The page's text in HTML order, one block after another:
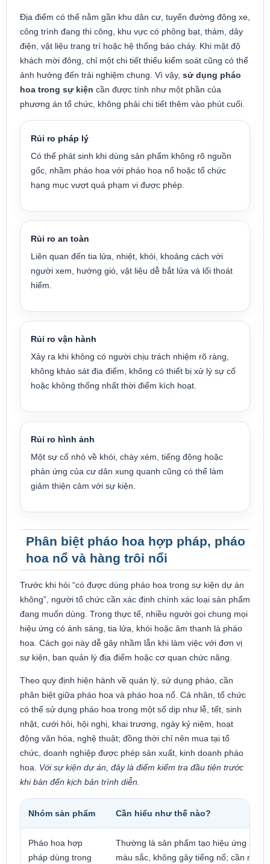
Địa điểm có thể nằm gần khu dân cư, tuyến đường đông xe,
công trình đang thi công, khu vực có phông bạt, thảm, dây
điện, vật liệu trang trí hoặc hệ thống báo cháy. Khi mật độ
khách mời đông, chỉ một chi tiết thiếu kiểm soát cũng có thể
ảnh hưởng đến trải nghiệm chung. Vì vậy, sử dụng pháo
hoa trong sự kiện cần được tính như một phần của
phương án tổ chức, không phải chi tiết thêm vào phút cuối.
Rủi ro pháp lý
Có thể phát sinh khi dùng sản phẩm không rõ nguồn
gốc, nhầm pháo hoa với pháo hoa nổ hoặc tổ chức
hạng mục vượt quá phạm vi được phép.
Rủi ro an toàn
Liên quan đến tia lửa, nhiệt, khói, khoảng cách với
người xem, hướng gió, vật liệu dễ bắt lửa và lối thoát
hiểm.
Rủi ro vận hành
Xảy ra khi không có người chịu trách nhiệm rõ ràng,
không khảo sát địa điểm, không có thiết bị xử lý sự cố
hoặc không thống nhất thời điểm kích hoạt.
Rủi ro hình ảnh
Một sự cố nhỏ về khói, cháy xém, tiếng động hoặc
phản ứng của cư dân xung quanh cũng có thể làm
giảm thiện cảm với sự kiện.
Phân biệt pháo hoa hợp pháp, pháo
hoa nổ và hàng trôi nổi
Trước khi hỏi “có được dùng pháo hoa trong sự kiện dự án
không”, người tổ chức cần xác định chính xác loại sản phẩm
đang muốn dùng. Trong thực tế, nhiều người gọi chung mọi
hiệu ứng có ánh sáng, tia lửa, khói hoặc âm thanh là pháo
hoa. Cách gọi này dễ gây nhầm lẫn khi làm việc với đơn vị
sự kiện, ban quản lý địa điểm hoặc cơ quan chức năng.
Theo quy định hiện hành về quản lý, sử dụng pháo, cần
phân biệt giữa pháo hoa và pháo hoa nổ. Cá nhân, tổ chức
có thể sử dụng pháo hoa trong một số dịp như lễ, tết, sinh
nhật, cưới hỏi, hội nghị, khai trương, ngày kỷ niệm, hoạt
động văn hóa, nghệ thuật; đồng thời chỉ nên mua tại tổ
chức, doanh nghiệp được phép sản xuất, kinh doanh pháo
hoa. Với sự kiện dự án, đây là điểm kiểm tra đầu tiên trước
khi bàn đến kịch bản trình diễn.
Nhóm sản phẩm Cần hiểu như thế nào?
Pháo hoa hợp
pháp dùng trong
Thường là sản phẩm tạo hiệu ứng ánh
màu sắc, không gây tiếng nổ; cần mua